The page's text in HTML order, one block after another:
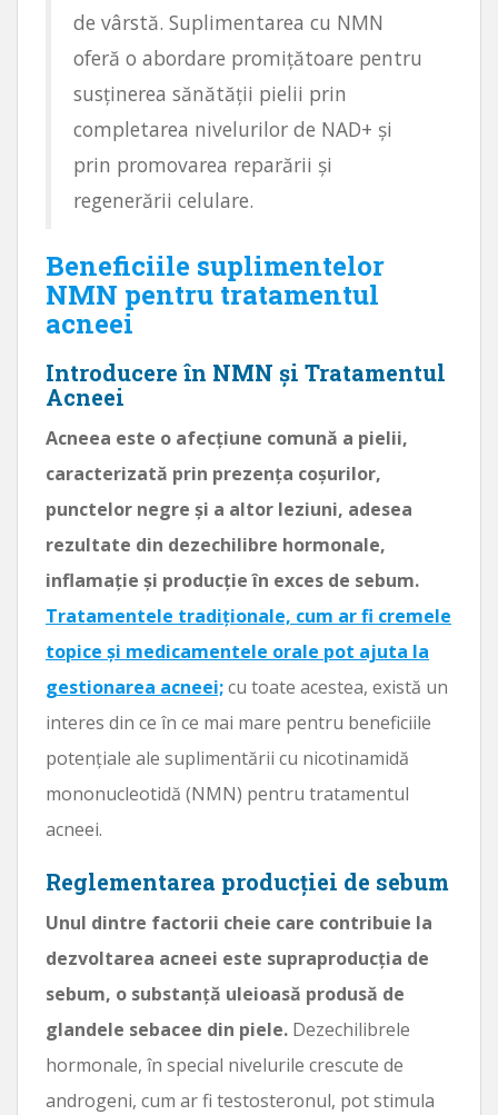
de vârstă. Suplimentarea cu NMN
oferă o abordare promițătoare pentru
susținerea sănătății pielii prin
completarea nivelurilor de NAD+ și
prin promovarea reparării și
regenerării celulare.
Beneficiile suplimentelor
NMN pentru tratamentul
acneei
Introducere în NMN și Tratamentul
Acneei
Acneea este o afecțiune comună a pielii,
caracterizată prin prezența coșurilor,
punctelor negre și a altor leziuni, adesea
rezultate din dezechilibre hormonale,
inflamație și producție în exces de sebum.
Tratamentele tradiționale, cum ar fi cremele
topice și medicamentele orale pot ajuta la
gestionarea acneei;cu toate acestea, există un
interes din ce în ce mai mare pentru beneficiile
potențiale ale suplimentării cu nicotinamidă
mononucleotidă (NMN) pentru tratamentul
acneei.
Reglementarea producției de sebum
Unul dintre factorii cheie care contribuie la
dezvoltarea acneei este supraproducția de
sebum, o substanță uleioasă produsă de
glandele sebacee din piele. Dezechilibrele
hormonale, în special nivelurile crescute de
androgeni, cum ar fi testosteronul, pot stimula